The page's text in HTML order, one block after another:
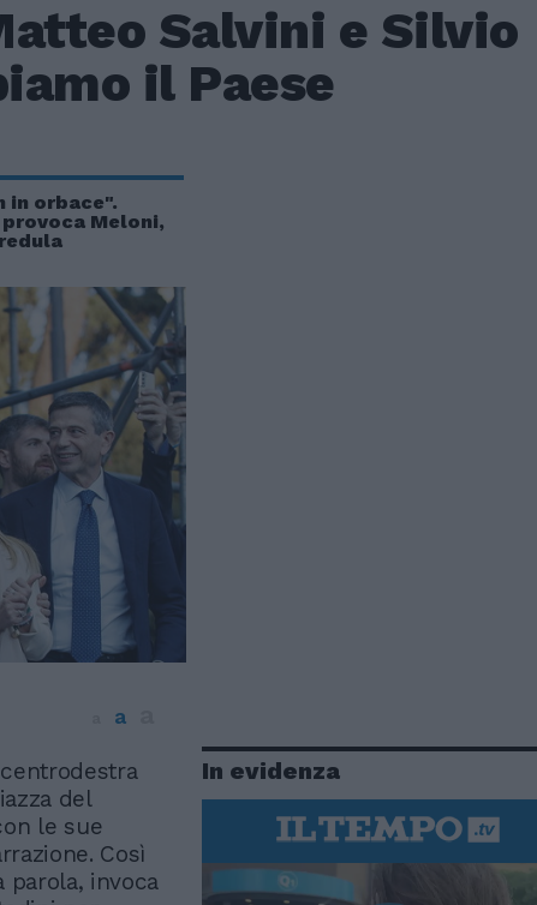
Salvini e Silvio
il Paese
in orbace".
Meloni,
a
del
le sue
Così
parola, invoca
In evidenza